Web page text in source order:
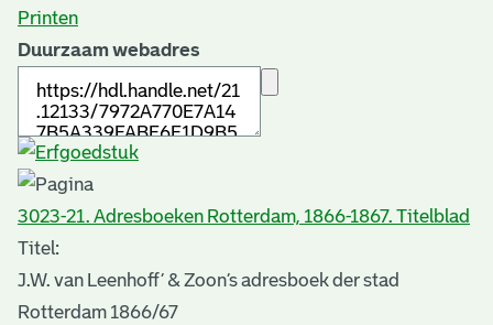
Printen
Duurzaam webadres
3023-21. Adresboeken Rotterdam, 1866-1867. Titelblad
Titel:
J.W. van Leenhoff’ & Zoon’s adresboek der stad
Rotterdam 1866/67